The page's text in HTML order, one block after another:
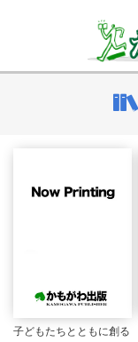
子どもたちとともに創る